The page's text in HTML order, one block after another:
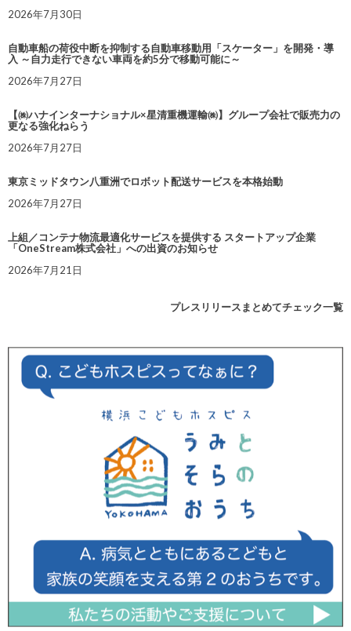
2026年7月30日
自動車船の荷役中断を抑制する自動車移動用「スケーター」を開発・導
入 ～自力走行できない車両を約5分で移動可能に～
2026年7月27日
【㈱ハナインターナショナル×星清重機運輸㈱】グループ会社で販売力の
更なる強化ねらう
2026年7月27日
東京ミッドタウン八重洲でロボット配送サービスを本格始動
2026年7月27日
上組／コンテナ物流最適化サービスを提供する スタートアップ企業
「OneStream株式会社」への出資のお知らせ
2026年7月21日
プレスリリースまとめてチェック一覧